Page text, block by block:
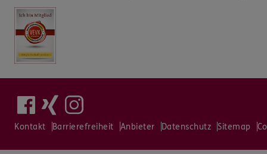
Kontakt Barrierefreiheit Anbieter Datenschutz Sitemap